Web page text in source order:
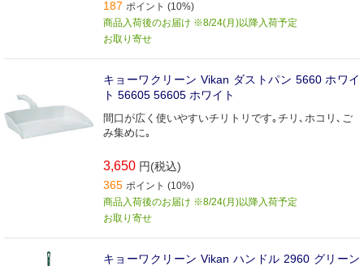
187 ポイント (10%)
商品入荷後のお届け ※8/24(月)以降入荷予定
お取り寄せ
キョーワクリーン Vikan ダストパン 5660 ホワイ
ト 56605 56605 ホワイト
間口が広く使いやすいチリトリです｡チリ､ホコリ､ご
み集めに｡
3,650 円(税込)
365 ポイント (10%)
商品入荷後のお届け ※8/24(月)以降入荷予定
お取り寄せ
キョーワクリーン Vikan ハンドル 2960 グリーン